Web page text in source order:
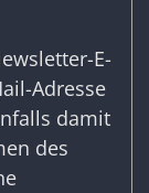
E-
Adresse
damit
des